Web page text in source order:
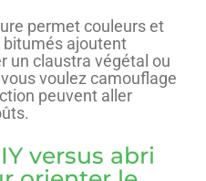
permet couleurs et
ajoutent
un claustra végétal ou
voulez camouflage
peuvent aller
versus abri